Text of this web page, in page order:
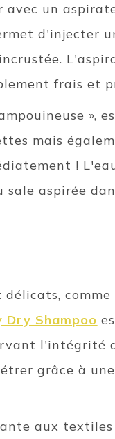
avec un
d'injecter
frais et
»,
mais
!
aspirée
Dry Shampoo
l'intégrité
grâce à
aux textiles